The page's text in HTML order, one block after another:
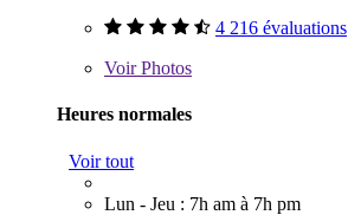
4 216 évaluations
VoirPhotos
Heures normales
Voir tout
Lun - Jeu : 7h am à 7h pm